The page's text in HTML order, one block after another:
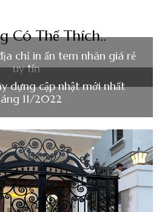
Có Thể Thích..
chỉ in ấn tem nhãn giá rẻ
uy tín
dựng cập nhật mới nhất
11/2022